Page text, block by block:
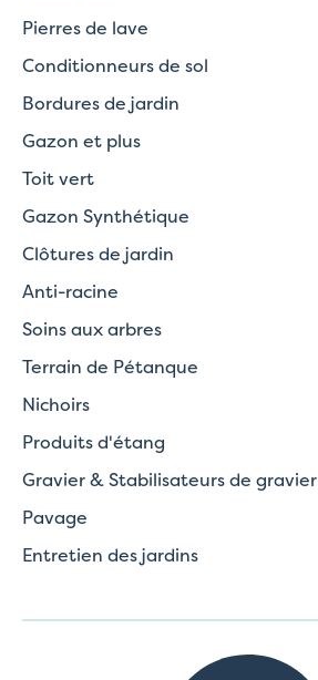
Pierres de lave
Conditionneurs de sol
Bordures de jardin
Gazon et plus
Toit vert
Gazon Synthétique
Clôtures de jardin
Anti-racine
Soins aux arbres
Terrain de Pétanque
Nichoirs
Produits d'étang
Gravier & Stabilisateurs de gravier
Pavage
Entretien des jardins